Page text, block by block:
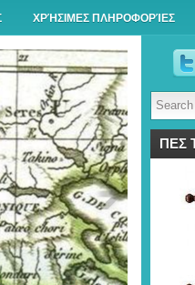
ΧΡΉΣΙΜΕΣ ΠΛΗΡΟΦΟΡΊΕΣ
Νέπωσι, Παλαιοχώριο
ΠΕΣ